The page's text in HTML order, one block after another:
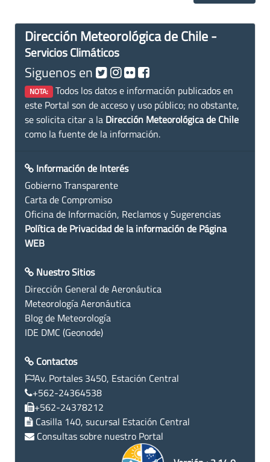
Dirección Meteorológica de Chile -
Servicios Climáticos
Siguenos en
NOTA: Todos los datos e información publicados en
este Portal son de acceso y uso público; no obstante,
se solicita citar a la Dirección Meteorológica de Chile
como la fuente de la información.
Información de Interés
Gobierno Transparente
Carta de Compromiso
Oficina de Información, Reclamos y Sugerencias
Política de Privacidad de la información de Página
WEB
Nuestro Sitios
Dirección General de Aeronáutica
Meteorología Aeronáutica
Blog de Meteorología
IDE DMC (Geonode)
Contactos
Av. Portales 3450, Estación Central
+562-24364538
+562-24378212
Casilla 140, sucursal Estación Central
Consultas sobre nuestro Portal